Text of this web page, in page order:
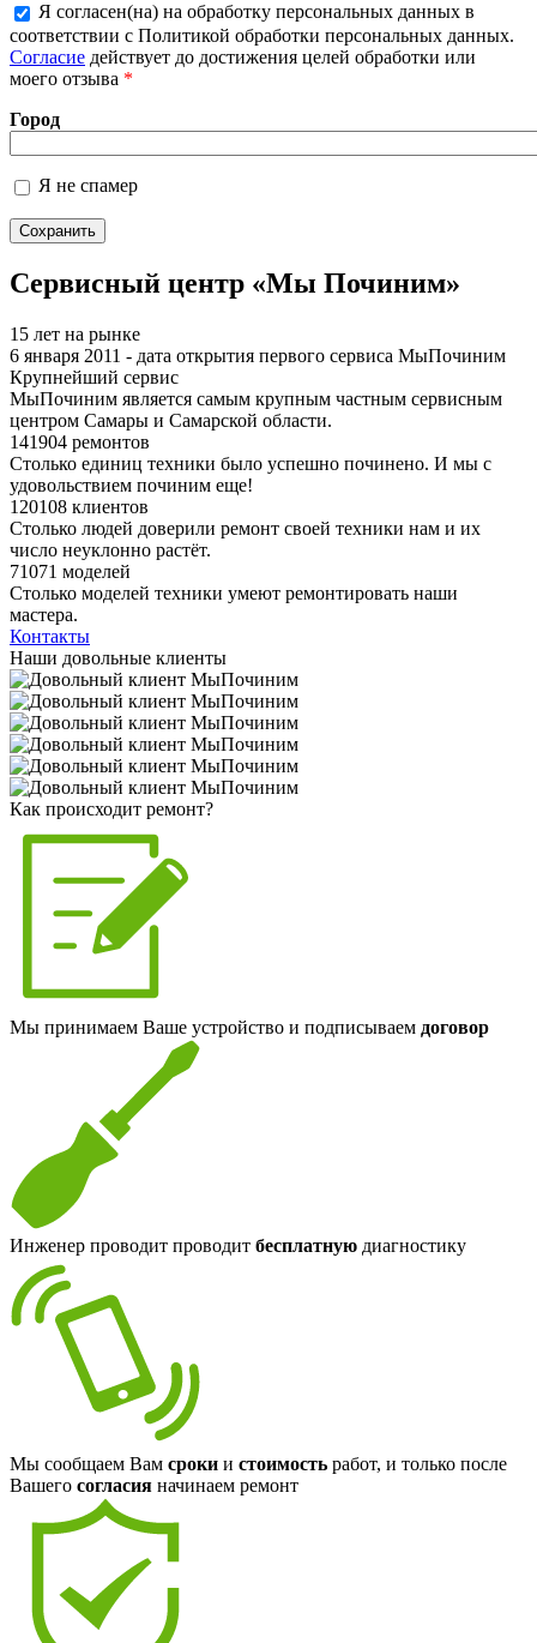
Более подробная информация о текстовых
форматах
Я согласен(на) на обработку персональных данных в
соответствии с Политикой обработки персональных данных.
Согласие действует до достижения целей обработки или
моего отзыва *
Город
Я не спамер
Я спамер
Сервисный центр «Мы Починим»
15 лет на рынке
6 января 2011 - дата открытия первого сервиса МыПочиним
Крупнейший сервис
МыПочиним является самым крупным частным сервисным
центром Самары и Самарской области.
141904 ремонтов
Столько единиц техники было успешно починено. И мы с
удовольствием починим еще!
120108 клиентов
Столько людей доверили ремонт своей техники нам и их
число неуклонно растёт.
71071 моделей
Столько моделей техники умеют ремонтировать наши
мастера.
Контакты
Наши довольные клиенты
Как происходит ремонт?
Мы принимаем Ваше устройство и подписываем договор
Инженер проводит проводит бесплатную диагностику
Мы сообщаем Вам сроки и стоимость работ, и только после
Вашего согласия начинаем ремонт